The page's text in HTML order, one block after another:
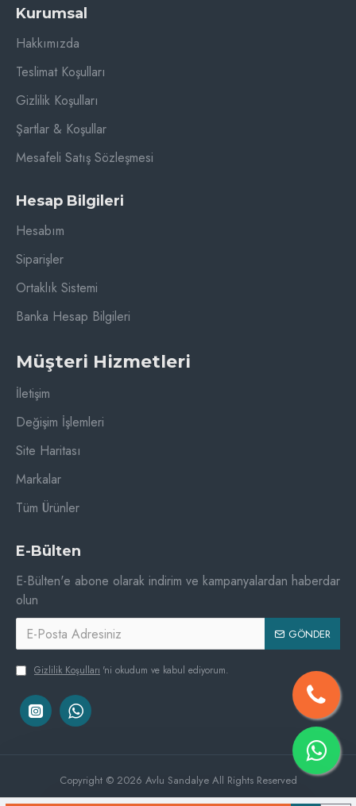
Kurumsal
Hakkımızda
Teslimat Koşulları
Gizlilik Koşulları
Şartlar & Koşullar
Mesafeli Satış Sözleşmesi
Hesap Bilgileri
Hesabım
Siparişler
Ortaklık Sistemi
Banka Hesap Bilgileri
Müşteri Hizmetleri
İletişim
Değişim İşlemleri
Site Haritası
Markalar
Tüm Ürünler
E-Bülten
E-Bülten'e abone olarak indirim ve kampanyalardan haberdar
olun
GÖNDER
Gizlilik Koşulları 'ni okudum ve kabul ediyorum.
Copyright © 2026 Avlu Sandalye All Rights Reserved